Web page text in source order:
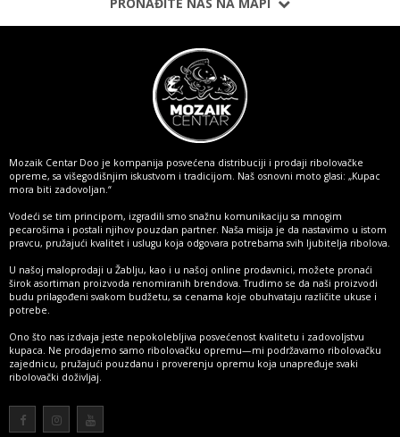
Mozaik Centar Doo je kompanija posvećena distribuciji i prodaji ribolovačke
opreme, sa višegodišnjim iskustvom i tradicijom. Naš osnovni moto glasi: „Kupac
mora biti zadovoljan.“
Vodeći se tim principom, izgradili smo snažnu komunikaciju sa mnogim
pecarošima i postali njihov pouzdan partner. Naša misija je da nastavimo u istom
pravcu, pružajući kvalitet i uslugu koja odgovara potrebama svih ljubitelja ribolova.
U našoj maloprodaji u Žablju, kao i u našoj online prodavnici, možete pronaći
širok asortiman proizvoda renomiranih brendova. Trudimo se da naši proizvodi
budu prilagođeni svakom budžetu, sa cenama koje obuhvataju različite ukuse i
potrebe.
Ono što nas izdvaja jeste nepokolebljiva posvećenost kvalitetu i zadovoljstvu
kupaca. Ne prodajemo samo ribolovačku opremu—mi podržavamo ribolovačku
zajednicu, pružajući pouzdanu i proverenju opremu koja unapređuje svaki
ribolovački doživljaj.